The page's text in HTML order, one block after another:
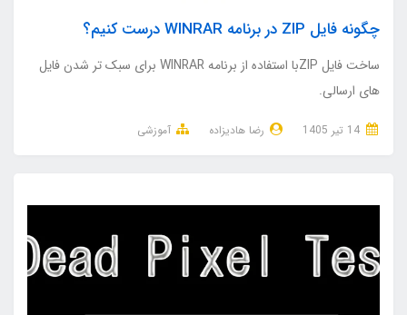
چگونه فایل ZIP در برنامه WINRAR درست کنیم؟
ساخت فایل ZIPبا استفاده از برنامه WINRAR برای سبک تر شدن فایل
های ارسالی.
رضا هادیزاده آموزشی